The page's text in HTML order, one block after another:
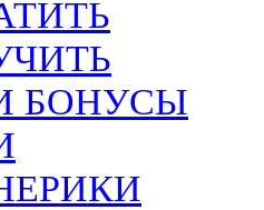
БОНУСЫ